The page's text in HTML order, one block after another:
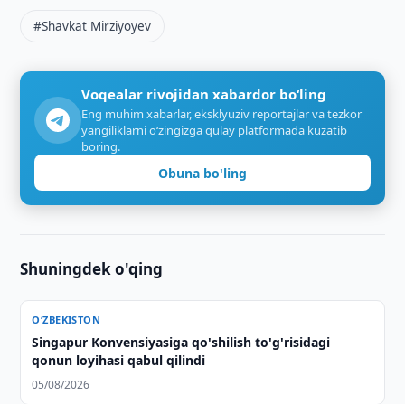
#Shavkat Mirziyoyev
Voqealar rivojidan xabardor bo‘ling
Eng muhim xabarlar, eksklyuziv reportajlar va tezkor
yangiliklarni o‘zingizga qulay platformada kuzatib
boring.
Obuna bo'ling
Shuningdek o'qing
O‘ZBEKISTON
Singapur Konvensiyasiga qo'shilish to'g'risidagi
qonun loyihasi qabul qilindi
05/08/2026